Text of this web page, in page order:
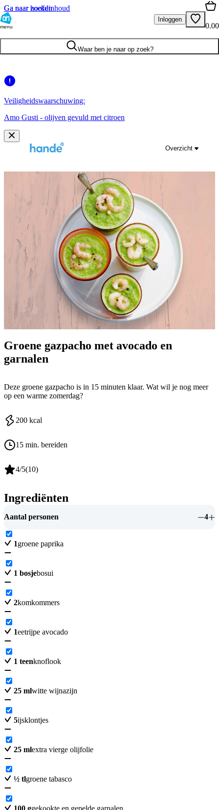
Ga naar hoofdinhoud
Ga naar zoeken
menu
Inloggen
0.00
Waar ben je naar op zoek?
Veiligheidswaarschuwing:
Amo Gusti - olijven gevuld met citroen
Overzicht
Groene gazpacho met avocado en
garnalen
Deze groene gazpacho is in 15 minuten klaar. Wat wil je nog meer
op een warme zomerdag?
200 kcal
15 min. bereiden
4/5(10)
Ingrediënten
Aantal personen 4
1groene paprika
1 bosjebosui
2komkommers
1eetrijpe avocado
1 teenknoflook
25 mlwitte wijnazijn
5ijsklontjes
25 mlextra vierge olijfolie
½ tlgroene tabasco